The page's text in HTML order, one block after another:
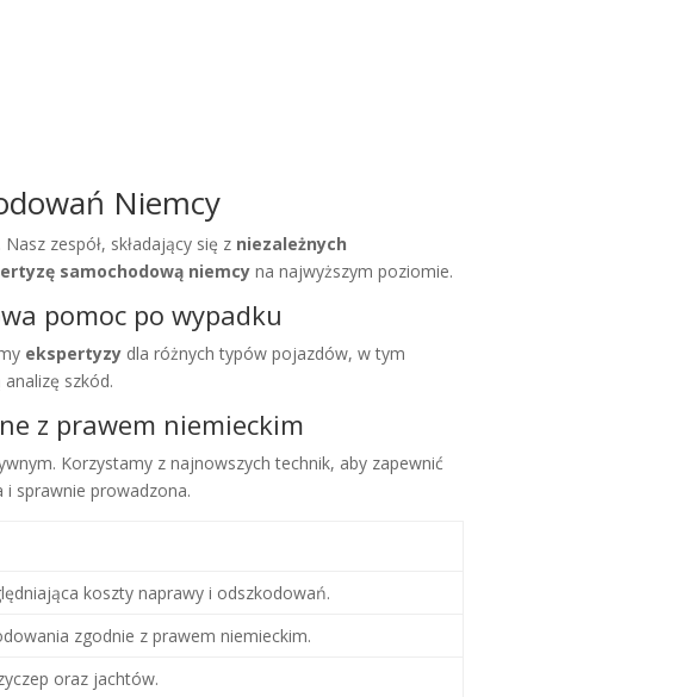
Niemcy
zespół, składający się z niezależnych
samochodową niemcy na najwyższym poziomie.
pomoc po wypadku
ekspertyzy dla różnych typów pojazdów, w tym
szkód.
z prawem niemieckim
Korzystamy z najnowszych technik, aby zapewnić
i sprawnie prowadzona.
koszty naprawy i odszkodowań.
zgodnie z prawem niemieckim.
oraz jachtów.